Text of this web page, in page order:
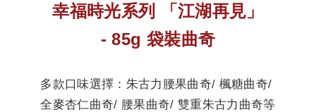
幸福時光系列 「江湖再見」
- 85g 袋裝曲奇
多款口味選擇：朱古力腰果曲奇/ 楓糖曲奇/
全麥杏仁曲奇/ 腰果曲奇/ 雙重朱古力曲奇等